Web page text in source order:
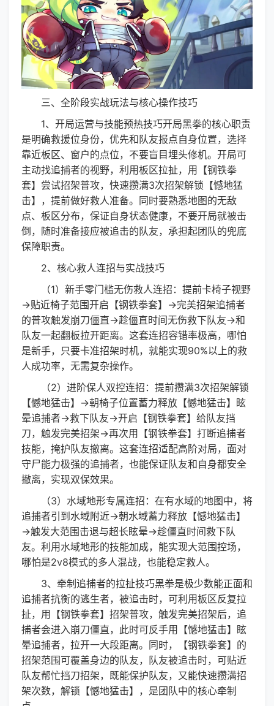
三、全阶段实战玩法与核心操作技巧
1、开局运营与技能预热技巧开局黑拳的核心职责
是明确救援位身份，优先和队友报点自身位置，选择
靠近板区、窗户的点位，不要盲目埋头修机。开局可
主动找追捕者的视野，利用板区拉扯，用【钢铁拳
套】尝试招架普攻，快速攒满3次招架解锁【憾地猛
击】，提前做好救人准备。同时要熟悉地图的无敌
点、板区分布，保证自身状态健康，不要开局就被击
倒，随时准备接应被追击的队友，承担起团队的兜底
保障职责。
2、核心救人连招与实战技巧
（1）新手零门槛无伤救人连招：提前卡椅子视野
→贴近椅子范围开启【钢铁拳套】→完美招架追捕者
的普攻触发崩刀僵直→趁僵直时间无伤救下队友→和
队友一起翻板拉开距离。这套连招容错率极高，哪怕
是新手，只要卡准招架时机，就能实现90%以上的救
人成功率，无需复杂操作。
（2）进阶保人双控连招：提前攒满3次招架解锁
【憾地猛击】→朝椅子位置蓄力释放【憾地猛击】眩
晕追捕者→救下队友→开启【钢铁拳套】给队友挡
刀，触发完美招架→再次用【钢铁拳套】打断追捕者
技能，掩护队友撤离。这套连招适配高阶对局，面对
守尸能力极强的追捕者，也能保证队友和自身都安全
撤离，实现双保效果。
（3）水域地形专属连招：在有水域的地图中，将
追捕者引到水域附近→朝水域蓄力释放【憾地猛击】
→触发大范围击退与超长眩晕→趁僵直时间救下队
友。利用水域地形的技能加成，能实现大范围控场，
哪怕是2v8模式的多人混战，也能稳定救人。
3、牵制追捕者的拉扯技巧黑拳是极少数能正面和
追捕者抗衡的逃生者，被追击时，可利用板区反复拉
扯，用【钢铁拳套】招架普攻，触发完美招架后，追
捕者会进入崩刀僵直，此时可反手用【憾地猛击】眩
晕追捕者，拉开一大段距离。同时，【钢铁拳套】的
招架范围可覆盖身边的队友，队友被追击时，可贴近
队友帮忙挡刀招架，既能保护队友，又能快速攒满招
架次数，解锁【憾地猛击】，是团队中的核心牵制